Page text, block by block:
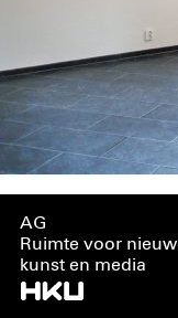
AG
Ruimte voor
kunst en media